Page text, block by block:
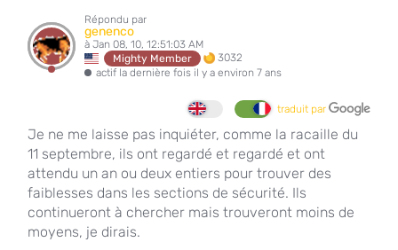
Répondu par
genenco
à Jan 08, 10, 12:51:03 AM
Mighty Member
3032
actif la dernière fois il y a environ 7 ans
traduit par
Je ne me laisse pas inquiéter, comme la racaille du
11 septembre, ils ont regardé et regardé et ont
attendu un an ou deux entiers pour trouver des
faiblesses dans les sections de sécurité. Ils
continueront à chercher mais trouveront moins de
moyens, je dirais.